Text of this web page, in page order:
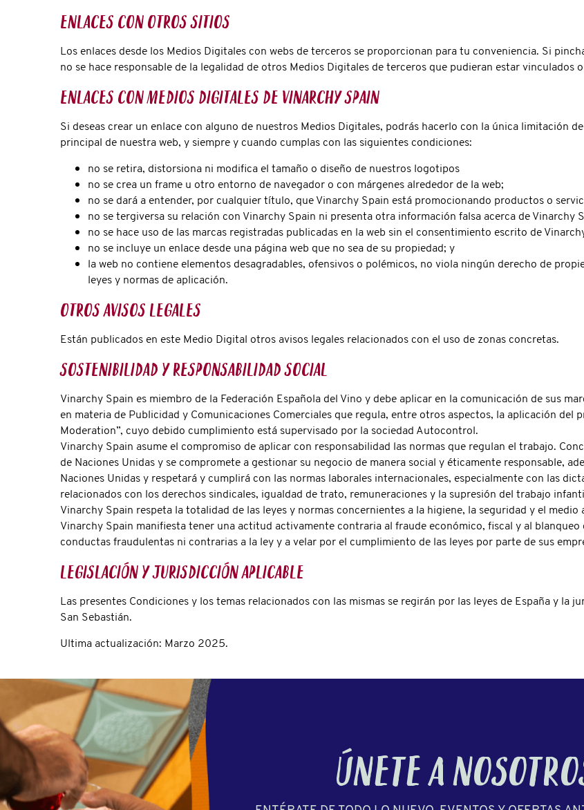
Enlaces con otros sitios
Los enlaces desde los Medios Digitales con webs de terceros se proporcionan para tu conveniencia. Si
no se hace responsable de la legalidad de otros Medios Digitales de terceros que pudieran estar vinculados
Enlaces con Medios Digitales de Vinarchy Spain
Si deseas crear un enlace con alguno de nuestros Medios Digitales, podrás hacerlo con la única limitación
principal de nuestra web, y siempre y cuando cumplas con las siguientes condiciones:
no se retira, distorsiona ni modifica el tamaño o diseño de nuestros logotipos
no se crea un frame u otro entorno de navegador o con márgenes alrededor de la web;
no se dará a entender, por cualquier título, que Vinarchy Spain está promocionando productos o
no se tergiversa su relación con Vinarchy Spain ni presenta otra información falsa acerca de Vinarchy
no se hace uso de las marcas registradas publicadas en la web sin el consentimiento escrito de
no se incluye un enlace desde una página web que no sea de su propiedad; y
la web no contiene elementos desagradables, ofensivos o polémicos, no viola ningún derecho de
leyes y normas de aplicación.
Otros avisos legales
Están publicados en este Medio Digital otros avisos legales relacionados con el uso de zonas concretas.
Sostenibilidad y Responsabilidad Social
Vinarchy Spain es miembro de la Federación Española del Vino y debe aplicar en la comunicación de sus
en materia de Publicidad y Comunicaciones Comerciales que regula, entre otros aspectos, la aplicación del
Moderation”, cuyo debido cumplimiento está supervisado por la sociedad Autocontrol.
Vinarchy Spain asume el compromiso de aplicar con responsabilidad las normas que regulan el trabajo.
de Naciones Unidas y se compromete a gestionar su negocio de manera social y éticamente responsable,
Naciones Unidas y respetará y cumplirá con las normas laborales internacionales, especialmente con las
relacionados con los derechos sindicales, igualdad de trato, remuneraciones y la supresión del trabajo
Vinarchy Spain respeta la totalidad de las leyes y normas concernientes a la higiene, la seguridad y el
Vinarchy Spain manifiesta tener una actitud activamente contraria al fraude económico, fiscal y al
conductas fraudulentas ni contrarias a la ley y a velar por el cumplimiento de las leyes por parte de sus
Legislación y jurisdicción aplicable
Las presentes Condiciones y los temas relacionados con las mismas se regirán por las leyes de España y la
San Sebastián.
Ultima actualización: Marzo 2025.
ÚNETE A